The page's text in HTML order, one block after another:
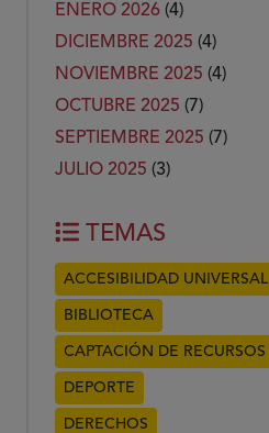
ENERO 2026 (4)
DICIEMBRE 2025 (4)
NOVIEMBRE 2025 (4)
OCTUBRE 2025 (7)
SEPTIEMBRE 2025 (7)
JULIO 2025 (3)
TEMAS
ACCESIBILIDAD UNIVERSAL
BIBLIOTECA
CAPTACIÓN DE RECURSOS
DEPORTE
DERECHOS